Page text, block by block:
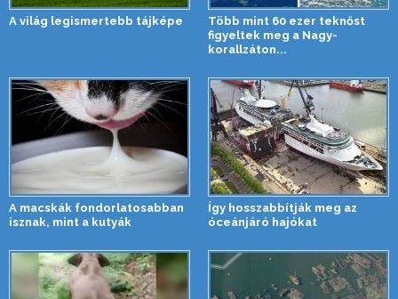
A világ legismertebb tájképe
Több mint 60 ezer teknőst
figyeltek meg a Nagy-
korallzáton...
A macskák fondorlatosabban
isznak, mint a kutyák
Így hosszabbítják meg az
óceánjáró hajókat